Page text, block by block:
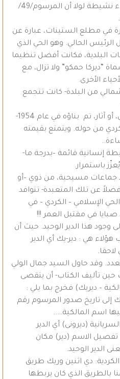
هذه اللحظة. وكانت حركة البناء نشيطة لولا أن المرسوم/49/
في مطلع الستينات، عبارة عن
الحالي. وهو الحي الذي
البلدية، فكانت أفضل تنظيما
“ديركا حمكو” ولا تزال، مع
الأخرى.
من البلدة- كانت تتجمع
هذا الدير الذي كان مجرد أنقاض، أو آثار، تم بناؤه في عام 1954-
من حوله. ويتمتع بقيمته
إنسانية قائمة –بدرجة ما-
باستمرار.
جماعات مسيحية، من ذوي –أو
عن تلك المتعبدة- تتوافد
الإسلامي – الكردي – في
صبايا في مقتبل العمر !!!
هذا الدير الوحيد. حيث أن
هؤلاء هي : دير-يك أي الدير
وقد حاول السيد جمال الولي
حين تأليف الكتاب- أن يتقصى
– ديريك) فخرج بما يلي :
إلى تاريخ صدور المرسوم رقم
(ديرونى) أي الدير
تفصيل الاسم (دير) مكان
الدير الوحيد.
دي اثنين وريك طريق
بالطريق الذي كان يربطها